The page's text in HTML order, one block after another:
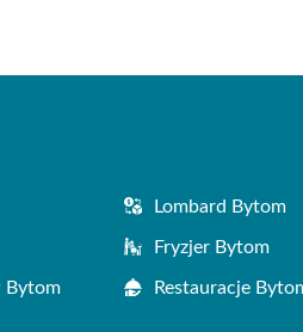
Lombard Bytom
Fryzjer Bytom
Bytom Restauracje